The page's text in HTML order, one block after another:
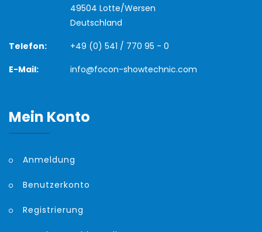
49504 Lotte/Wersen
Deutschland
Telefon:
+49 (0) 541 / 770 95 - 0
E-Mail:
info@focon-showtechnic.com
Mein Konto
Anmeldung
Benutzerkonto
Registrierung